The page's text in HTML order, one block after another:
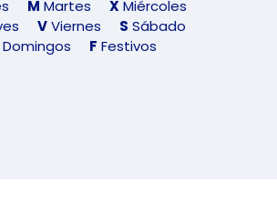
M Martes XMiércoles
VViernes S Sábado
Domingos F Festivos